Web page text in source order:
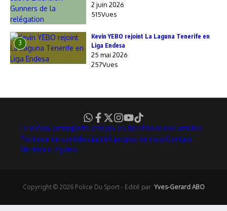
2 juin 2026
515Vues
3
Kevin YEBO rejoint La Laguna Tenerife en
Liga Endesa
25 mai 2026
257Vues
Le média omnisports africain en directTous nos articles
Politique de confidentialitéÀ propos de nousContact
Mentions légales
Copyright © 2026 Police Du Sport - Edité par Yves-Gerard ABO